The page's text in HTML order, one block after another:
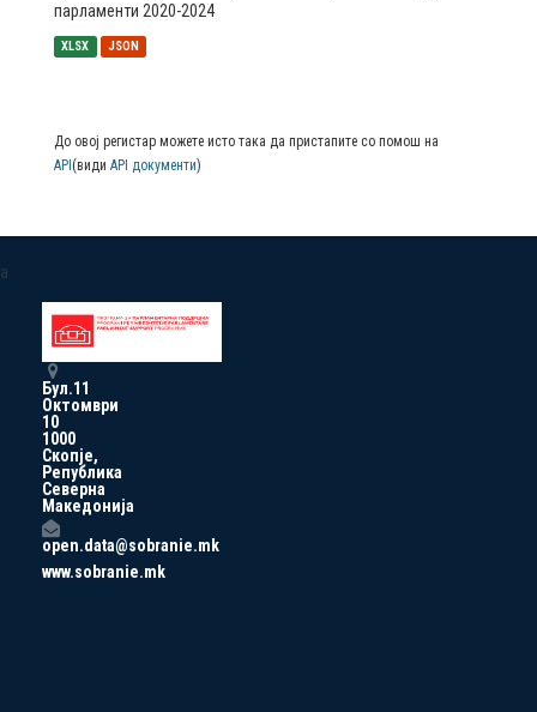
парламенти 2020-2024
XLSX JSON
До овој регистар можете исто така да пристапите со помош на
API (види API документи)
a
Бул.11
Октомври
10
1000
Скопје,
Република
Северна
Македонија
open.data@sobranie.mk
www.sobranie.mk